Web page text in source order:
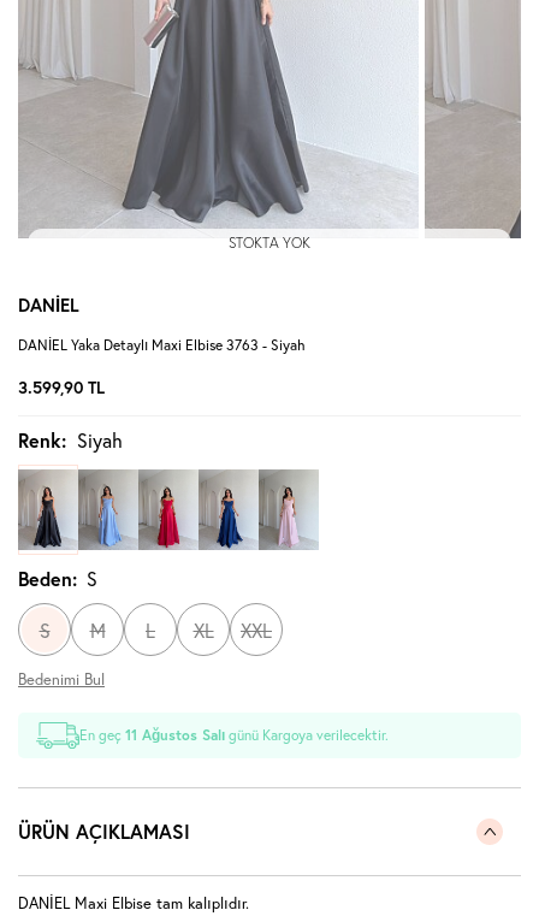
STOKTA YOK
DANİEL
DANİEL Yaka Detaylı Maxi Elbise 3763 - Siyah
3.599,90 TL
Renk: Siyah
Beden: S
S M L XL XXL
Bedenimi Bul
En geç11 Ağustos Salı günü Kargoya verilecektir.
ÜRÜN AÇIKLAMASI
DANİEL Maxi Elbise tam kalıplıdır.